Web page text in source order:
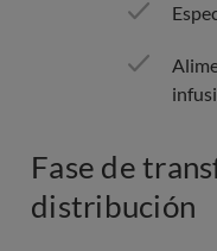
Fase de
distribución